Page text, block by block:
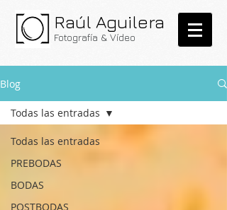
Raúl Aguilera
Fotografía & Vídeo
Blog
Todas las entradas
PREBODAS
BODAS
POSTBODAS
Todas las entradas